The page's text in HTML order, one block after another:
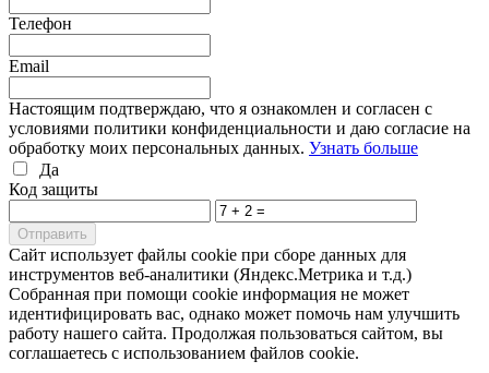
Телефон
Email
Настоящим подтверждаю, что я ознакомлен и согласен с
условиями политики конфиденциальности и даю согласие на
обработку моих персональных данных. Узнать больше
Да
Код защиты
Cайт использует файлы cookie при сборе данных для
инструментов веб-аналитики (Яндекс.Метрика и т.д.)
Собранная при помощи cookie информация не может
идентифицировать вас, однако может помочь нам улучшить
работу нашего сайта. Продолжая пользоваться сайтом, вы
соглашаетесь с использованием файлов cookie.